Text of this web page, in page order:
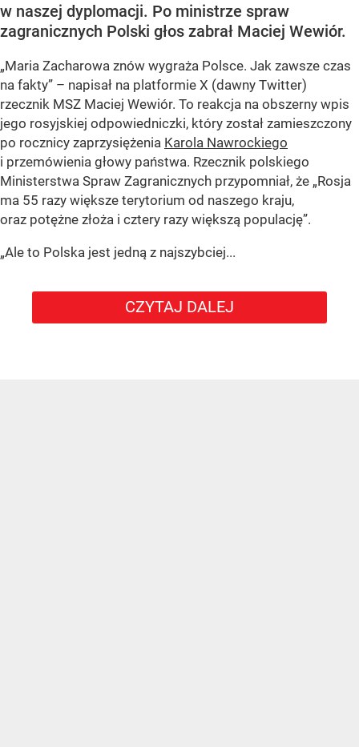
w naszej dyplomacji. Po ministrze spraw
zagranicznych Polski głos zabrał Maciej Wewiór.
„Maria Zacharowa znów wygraża Polsce. Jak zawsze czas
na fakty” – napisał na platformie X (dawny Twitter)
rzecznik MSZ Maciej Wewiór. To reakcja na obszerny wpis
jego rosyjskiej odpowiedniczki, który został zamieszczony
po rocznicy zaprzysiężenia Karola Nawrockiego
i przemówienia głowy państwa. Rzecznik polskiego
Ministerstwa Spraw Zagranicznych przypomniał, że „Rosja
ma 55 razy większe terytorium od naszego kraju,
oraz potężne złoża i cztery razy większą populację”.
„Ale to Polska jest jedną z najszybciej...
CZYTAJ DALEJ